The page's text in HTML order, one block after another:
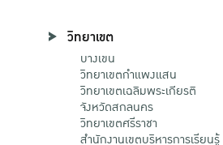
วิทยาเขต
บางเขน
วิทยาเขตกําแพงแสน
วิทยาเขตเฉลิมพระเกียรติ
จังหวัดสกลนคร
วิทยาเขตศรีราชา
สำนักงานเขตบริหารการเรียนรู้